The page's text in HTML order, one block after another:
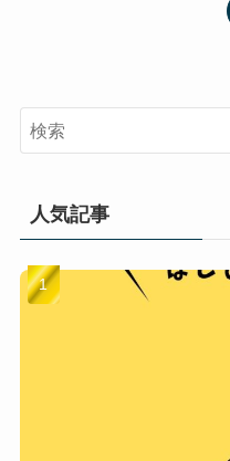
人気記事